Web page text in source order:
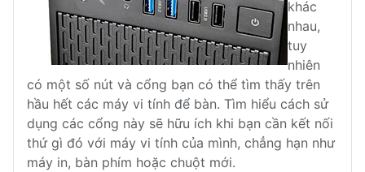
khác
nhau,
tuy
nhiên
có một số nút và cổng bạn có thể tìm thấy trên
hầu hết các máy vi tính để bàn. Tìm hiểu cách sử
dụng các cổng này sẽ hữu ích khi bạn cần kết nối
thứ gì đó với máy vi tính của mình, chẳng hạn như
máy in, bàn phím hoặc chuột mới.